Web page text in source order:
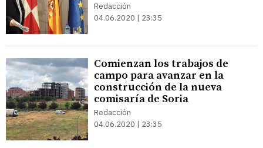
Redacción
04.06.2020 | 23:35
Comienzan los trabajos de
campo para avanzar en la
construcción de la nueva
comisaría de Soria
Redacción
04.06.2020 | 23:35